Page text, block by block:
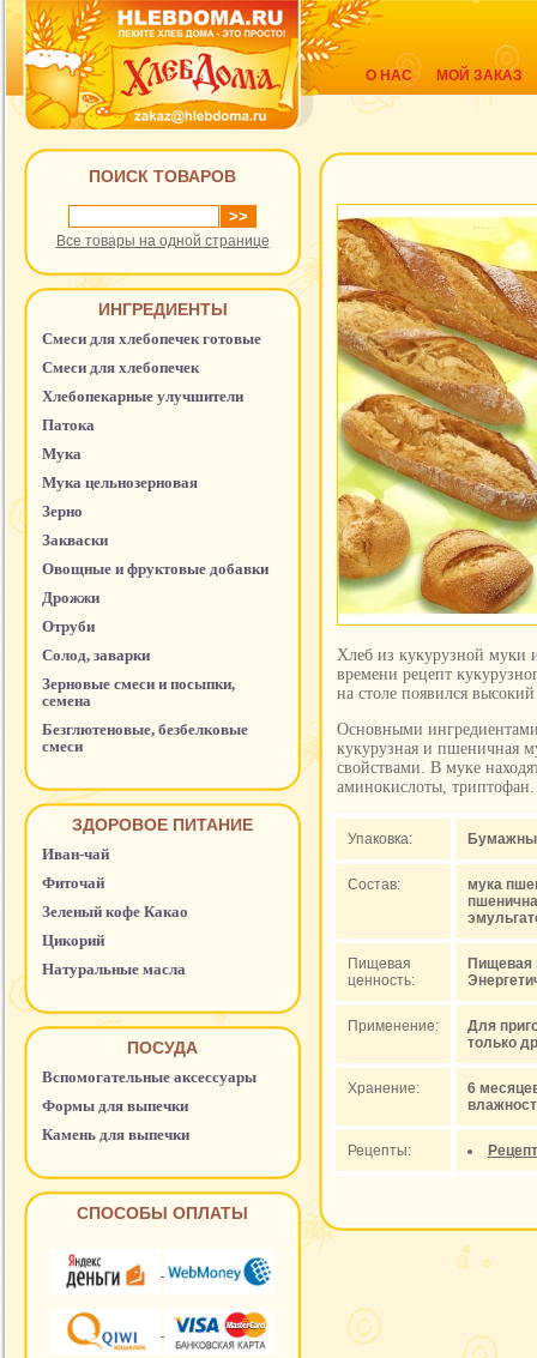
О НАС МОЙ ЗАКАЗ
ПОИСК ТОВАРОВ
Все товары на одной странице
ИНГРЕДИЕНТЫ
Смеси для хлебопечек готовые
Смеси для хлебопечек
Хлебопекарные улучшители
Патока
Мука
Мука цельнозерновая
Зерно
Закваски
Овощные и фруктовые добавки
Дрожжи
Отруби
Солод, заварки
Зерновые смеси и посыпки,
семена
Безглютеновые, безбелковые
смеси
ЗДОРОВОЕ ПИТАНИЕ
Иван-чай
Фиточай
Зеленый кофе Какао
Цикорий
Натуральные масла
ПОСУДА
Вспомогательные аксессуары
Формы для выпечки
Камень для выпечки
СПОСОБЫ ОПЛАТЫ
Хлеб из кукурузной муки
времени рецепт
на столе появился
Основными ингредиентами
кукурузная и пшеничная
свойствами. В муке
аминокислоты,
Упаковка:
Состав:
мука
Пищевая
ценность:
Пищевая
Применение:
Для
только
Хранение:
6
Рецепты: